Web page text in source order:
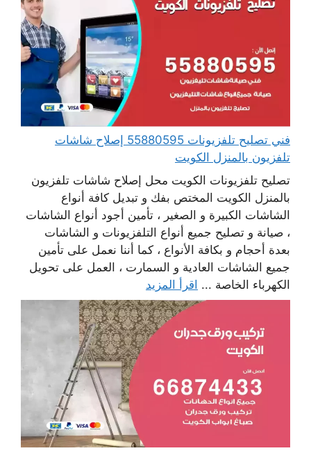
فني تصليح تلفزيونات 55880595 إصلاح شاشات
تلفزيون بالمنزل الكويت
تصليح تلفزيونات الكويت محل إصلاح شاشات تلفزيون
بالمنزل الكويت المختص بفك و تبديل كافة أنواع
الشاشات الكبيرة و الصغير ، تأمين أجود أنواع الشاشات
، صيانة و تصليح جميع أنواع التلفزيونات و الشاشات
بعدة أحجام و بكافة الأنواع ، كما أننا نعمل على تأمين
جميع الشاشات العادية و السمارت ، العمل على تحويل
الكهرباء الخاصة ... اقرأ المزيد